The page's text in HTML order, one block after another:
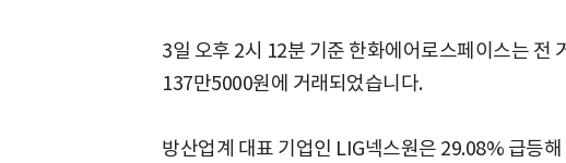
3일 오후 2시 12분 기준 한화에어로스페이스는 전
137만5000원에 거래되었습니다.
방산업계 대표 기업인 LIG넥스원은 29.08% 급등